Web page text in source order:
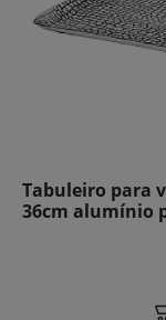
Tabuleiro para
36cm alumínio